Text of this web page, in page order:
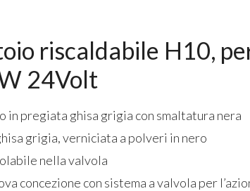
riscaldabile H10,
24Volt
in pregiata ghisa grigia con smaltatura nera
grigia, verniciata a polveri in nero
nella valvola
concezione con sistema a valvola per